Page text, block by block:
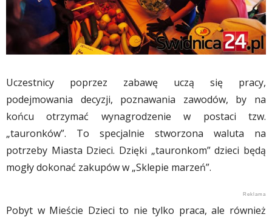
Uczestnicy poprzez zabawę uczą się pracy,
podejmowania decyzji, poznawania zawodów, by na
końcu otrzymać wynagrodzenie w postaci tzw.
„tauronków”. To specjalnie stworzona waluta na
potrzeby Miasta Dzieci. Dzięki „tauronkom” dzieci będą
mogły dokonać zakupów w „Sklepie marzeń”.
Pobyt w Mieście Dzieci to nie tylko praca, ale również